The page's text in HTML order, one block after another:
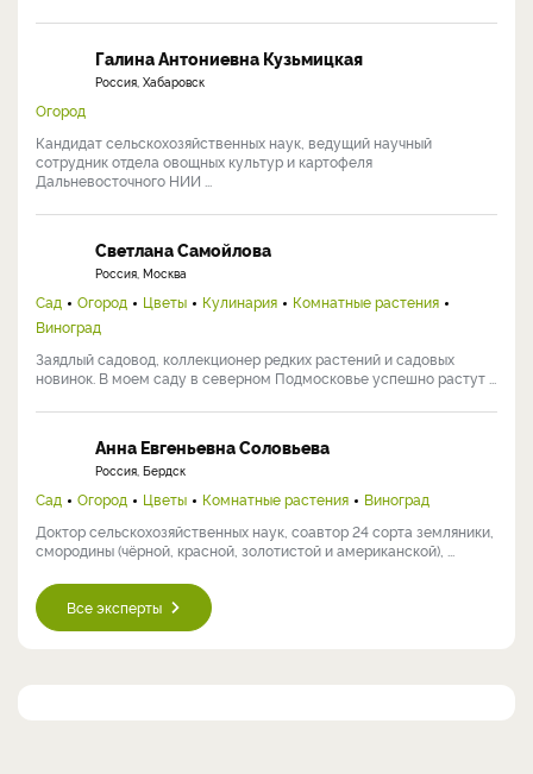
Галина Антониевна Кузьмицкая
Россия, Хабаровск
Огород
Кандидат сельскохозяйственных наук, ведущий научный
сотрудник отдела овощных культур и картофеля
Дальневосточного НИИ ...
Светлана Самойлова
Россия, Москва
Сад Огород Цветы Кулинария
Комнатные растения
Виноград
Заядлый садовод, коллекционер редких растений и садовых
новинок. В моем саду в северном Подмосковье успешно растут ...
Анна Евгеньевна Соловьева
Россия, Бердск
Сад Огород Цветы Комнатные растения
Виноград
Доктор сельскохозяйственных наук, соавтор 24 сорта земляники,
смородины (чёрной, красной, золотистой и американской), ...
Все эксперты